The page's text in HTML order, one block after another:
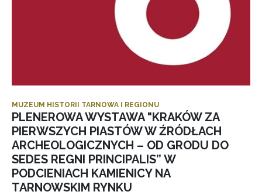
MUZEUM HISTORII TARNOWA I REGIONU
PLENEROWA WYSTAWA "KRAKÓW ZA
PIERWSZYCH PIASTÓW W ŹRÓDŁACH
ARCHEOLOGICZNYCH – OD GRODU DO
SEDES REGNI PRINCIPALIS” W
PODCIENIACH KAMIENICY NA
TARNOWSKIM RYNKU